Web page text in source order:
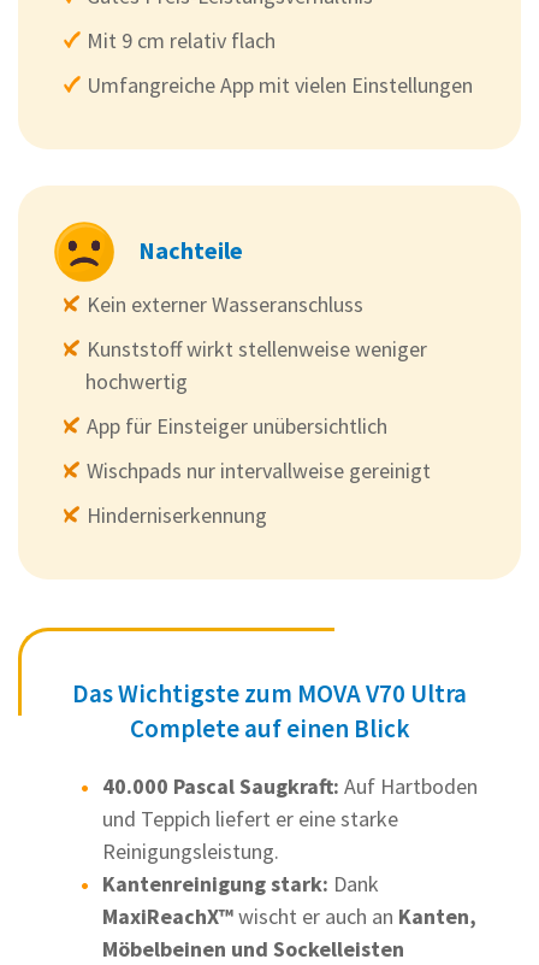
Mit 9 cm relativ flach
Umfangreiche App mit vielen Einstellungen
Nachteile
Kein externer Wasseranschluss
Kunststoff wirkt stellenweise weniger
hochwertig
App für Einsteiger unübersichtlich
Wischpads nur intervallweise gereinigt
Hinderniserkennung
Das Wichtigste zum MOVA V70 Ultra
Complete auf einen Blick
40.000 Pascal Saugkraft: Auf Hartboden
und Teppich liefert er eine starke
Reinigungsleistung.
Kantenreinigung stark: Dank
MaxiReachX™wischt er auch an Kanten,
Möbelbeinen und Sockelleisten